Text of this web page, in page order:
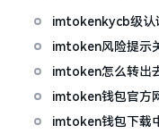
imtokenkycb级认
imtoken风险提示
imtoken怎么转出
imtoken钱包官方
imtoken钱包下载